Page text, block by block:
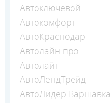
Автоключевой
Автокомфорт
АвтоКраснодар
Автолайн про
Автолайт
АвтоЛендТрейд
АвтоЛидер Варшавка